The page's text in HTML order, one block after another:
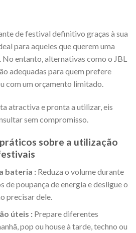
de festival definitivo graças à sua
para aqueles que querem uma
entanto, alternativas como o JBL
adequadas para quem prefere
com um orçamento limitado.
atractiva e pronta a utilizar, eis
sem compromisso.
sobre a utilização
bateria :Reduza o volume durante
de poupança de energia e desligue o
precisar dele.
úteis :Prepare diferentes
pop ou house à tarde, techno ou